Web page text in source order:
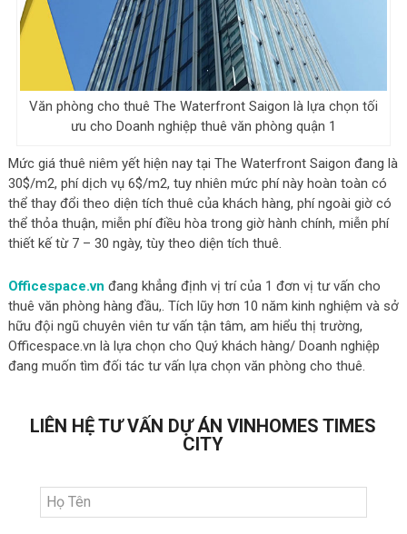
Văn phòng cho thuê The Waterfront Saigon là lựa chọn tối
ưu cho Doanh nghiệp thuê văn phòng quận 1
Mức giá thuê niêm yết hiện nay tại The Waterfront Saigon đang là
30$/m2, phí dịch vụ 6$/m2, tuy nhiên mức phí này hoàn toàn có
thể thay đổi theo diện tích thuê của khách hàng, phí ngoài giờ có
thể thỏa thuận, miễn phí điều hòa trong giờ hành chính, miễn phí
thiết kế từ 7 – 30 ngày, tùy theo diện tích thuê.
Officespace.vn đang khẳng định vị trí của 1 đơn vị tư vấn cho
thuê văn phòng hàng đầu,. Tích lũy hơn 10 năm kinh nghiệm và sở
hữu đội ngũ chuyên viên tư vấn tận tâm, am hiểu thị trường,
Officespace.vn là lựa chọn cho Quý khách hàng/ Doanh nghiệp
đang muốn tìm đối tác tư vấn lựa chọn văn phòng cho thuê.
LIÊN HỆ TƯ VẤN DỰ ÁN VINHOMES TIMES
CITY